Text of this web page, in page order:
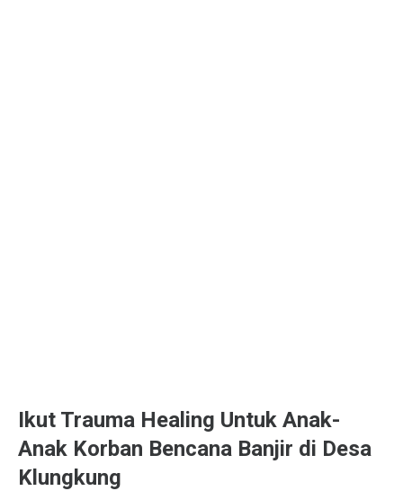
Ikut Trauma Healing Untuk Anak-
Anak Korban Bencana Banjir di Desa
Klungkung